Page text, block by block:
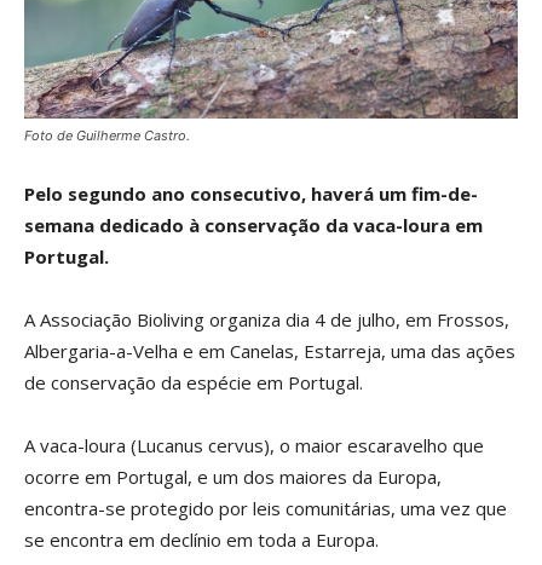
Foto de Guilherme Castro.
Pelo segundo ano consecutivo, haverá um fim-de-
semana dedicado à conservação da vaca-loura em
Portugal.
A Associação Bioliving organiza dia 4 de julho, em Frossos,
Albergaria-a-Velha e em Canelas, Estarreja, uma das ações
de conservação da espécie em Portugal.
A vaca-loura (Lucanus cervus), o maior escaravelho que
ocorre em Portugal, e um dos maiores da Europa,
encontra-se protegido por leis comunitárias, uma vez que
se encontra em declínio em toda a Europa.